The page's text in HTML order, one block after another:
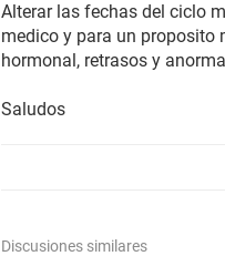
Alterar las fechas del ciclo
medico y para un proposito
hormonal, retrasos y
Saludos
Discusiones similares